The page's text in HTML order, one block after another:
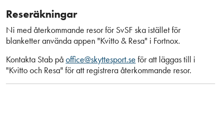
Reseräkningar
Ni med återkommande resor för SvSF ska istället för
blanketter använda appen "Kvitto & Resa" i Fortnox.
Kontakta Stab påoffice@skyttesport.se för att läggas till i
"Kvitto och Resa" för att registrera återkommande resor.